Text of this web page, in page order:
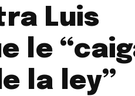
Luis
le
la ley”